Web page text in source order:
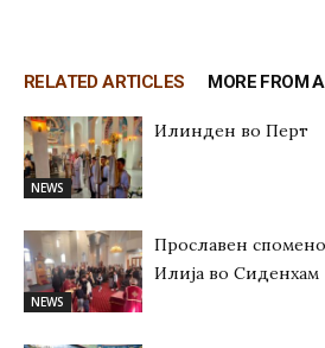
RELATED ARTICLES MORE FROM
NEWS
Илинден во Перт
NEWS
Прославен
Илија во Сиденхам